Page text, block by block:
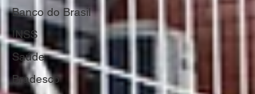
Banco do Brasil
INSS
Saúde
Bradesco